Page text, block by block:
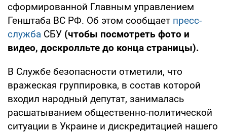
сформированной Главным управлением
Генштаба ВС РФ. Об этом сообщает пресс-
служба СБУ (чтобы посмотреть фото и
видео, доскролльте до конца страницы).
В Службе безопасности отметили, что
вражеская группировка, в состав которой
входил народный депутат, занималась
расшатыванием общественно-политической
ситуации в Украине и дискредитацией нашего